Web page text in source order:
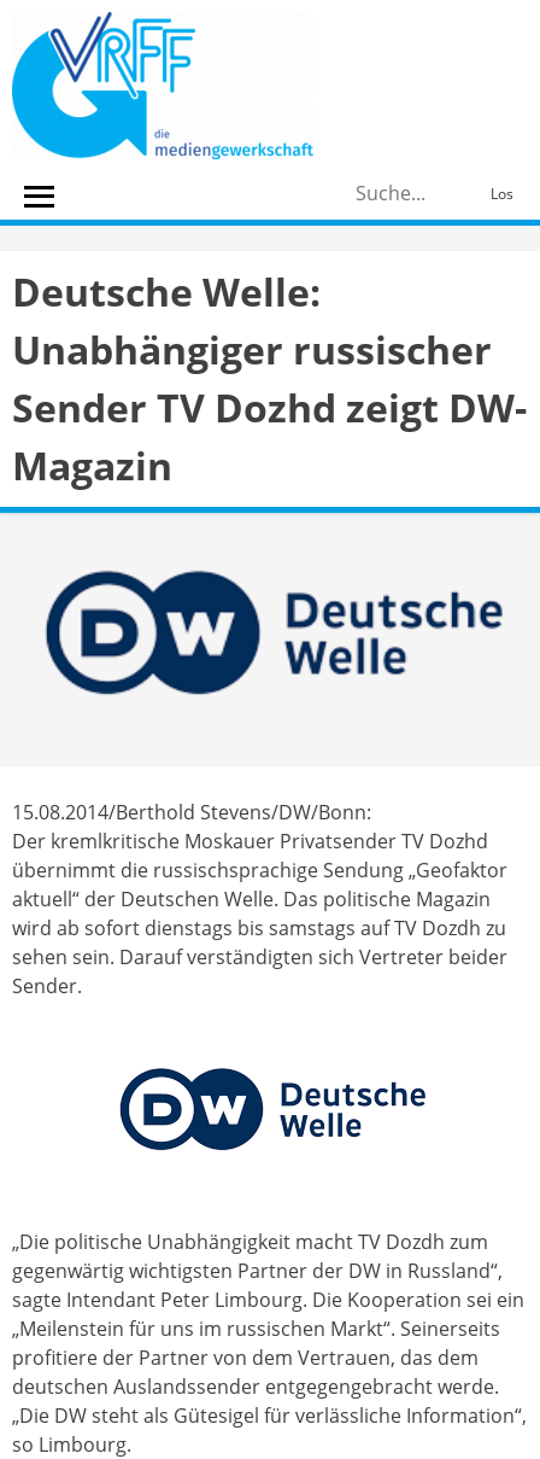
content
Los
Deutsche Welle:
Unabhängiger russischer
Sender TV Dozhd zeigt DW-
Magazin
15.08.2014/Berthold Stevens/DW/Bonn:
Der kremlkritische Moskauer Privatsender TV Dozhd
übernimmt die russischsprachige Sendung „Geofaktor
aktuell“ der Deutschen Welle. Das politische Magazin
wird ab sofort dienstags bis samstags auf TV Dozdh zu
sehen sein. Darauf verständigten sich Vertreter beider
Sender.
„Die politische Unabhängigkeit macht TV Dozdh zum
gegenwärtig wichtigsten Partner der DW in Russland“,
sagte Intendant Peter Limbourg. Die Kooperation sei ein
„Meilenstein für uns im russischen Markt“. Seinerseits
profitiere der Partner von dem Vertrauen, das dem
deutschen Auslandssender entgegengebracht werde.
„Die DW steht als Gütesigel für verlässliche Information“,
so Limbourg.